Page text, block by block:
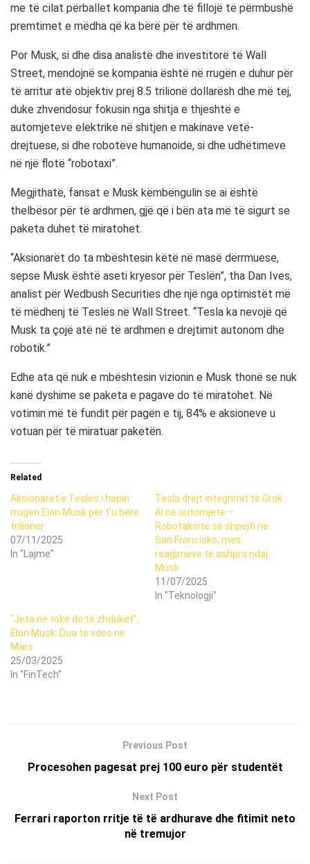
me të cilat përballet kompania dhe të fillojë të përmbushë
premtimet e mëdha që ka bërë për të ardhmen.
Por Musk, si dhe disa analistë dhe investitorë të Wall
Street, mendojnë se kompania është në rrugën e duhur për
të arritur atë objektiv prej 8.5 trilionë dollarësh dhe më tej,
duke zhvendosur fokusin nga shitja e thjeshtë e
automjeteve elektrike në shitjen e makinave vetë-
drejtuese, si dhe robotëve humanoide, si dhe udhëtimeve
në një flotë “robotaxi”.
Megjithatë, fansat e Musk këmbëngulin se ai është
thelbësor për të ardhmen, gjë që i bën ata më të sigurt se
paketa duhet të miratohet.
“Aksionarët do ta mbështesin këtë në masë dërrmuese,
sepse Musk është aseti kryesor për Teslën”, tha Dan Ives,
analist për Wedbush Securities dhe një nga optimistët më
të mëdhenj të Teslës në Wall Street. “Tesla ka nevojë që
Musk ta çojë atë në të ardhmen e drejtimit autonom dhe
robotik.”
Edhe ata që nuk e mbështesin vizionin e Musk thonë se nuk
kanë dyshime se paketa e pagave do të miratohet. Në
votimin më të fundit për pagën e tij, 84% e aksioneve u
votuan për të miratuar paketën.
Related
Aksionarët e Teslës i hapin
rrugën Elon Musk për t’u bërë
trilioner
07/11/2025
In "Lajme"
Tesla drejt integrimit të Grok
AI në automjete –
Robotaksitë së shpejti në
San Francisko, mes
reagimeve të ashpra ndaj
Musk
11/07/2025
In "Teknologji"
“Jeta në tokë do të zhduket”,
Elon Musk: Dua të vdes në
Mars
25/03/2025
In "FinTech"
Previous Post
Procesohen pagesat prej 100 euro për studentët
Next Post
Ferrari raporton rritje të të ardhurave dhe fitimit neto
në tremujor